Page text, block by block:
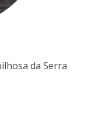
da Serra